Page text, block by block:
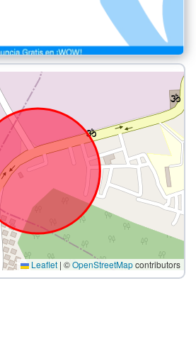
Leaflet | ©OpenStreetMapcontributors